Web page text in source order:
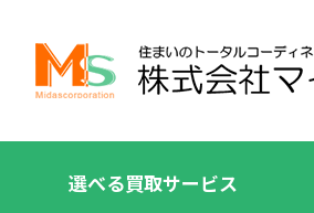
選べる買取サービス